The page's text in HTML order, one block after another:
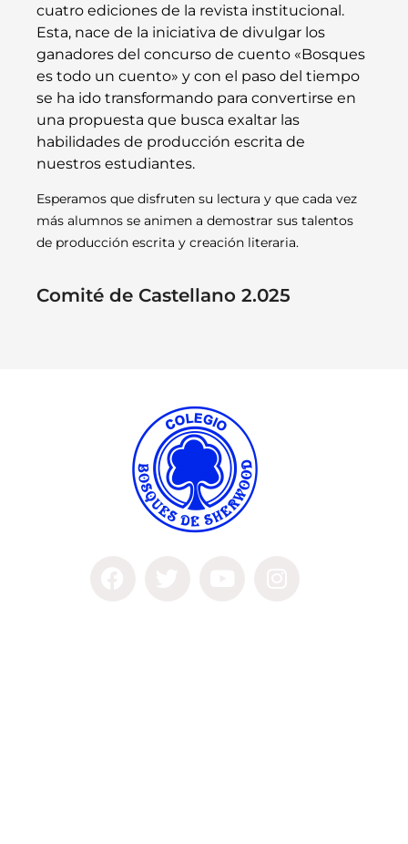
cuatro ediciones de la revista institucional.
Esta, nace de la iniciativa de divulgar los
ganadores del concurso de cuento «Bosques
es todo un cuento» y con el paso del tiempo
se ha ido transformando para convertirse en
una propuesta que busca exaltar las
habilidades de producción escrita de
nuestros estudiantes.
Esperamos que disfruten su lectura y que cada vez
más alumnos se animen a demostrar sus talentos
de producción escrita y creación literaria.
Comité de Castellano 2.025